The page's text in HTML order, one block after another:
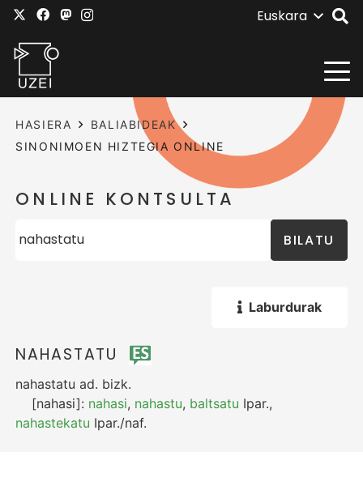
Euskara
HASIERA
BALIABIDEAK
SINONIMOEN HIZTEGIA ONLINE
ONLINE KONTSULTA
BILATU
Laburdurak
NAHASTATU
nahastatu ad. bizk.
[nahasi]: nahasi, nahastu, baltsatu Ipar.,
nahastekatu Ipar./naf.